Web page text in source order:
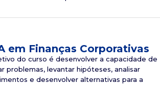
em Finanças Corporativas
do curso é desenvolver a capacidade de
problemas, levantar hipóteses, analisar
e desenvolver alternativas para a